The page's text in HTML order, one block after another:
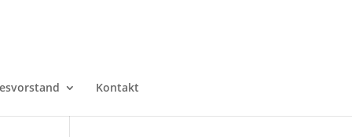
Kontakt